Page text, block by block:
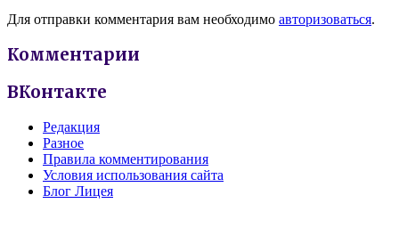
Для отправки комментария вам необходимо авторизоваться.
Комментарии
ВКонтакте
Редакция
Разное
Правила комментирования
Условия использования сайта
Блог Лицея